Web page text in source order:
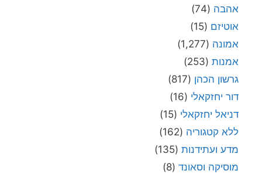
אהבה (74)
אוטיזם (15)
אמונה (1,277)
אמנות (253)
גרשון הכהן (817)
דור יחזקאלי (16)
דניאל יחזקאלי (15)
ללא קטגוריה (162)
מדע ועתידנות (135)
מוסיקה וסאונד (8)